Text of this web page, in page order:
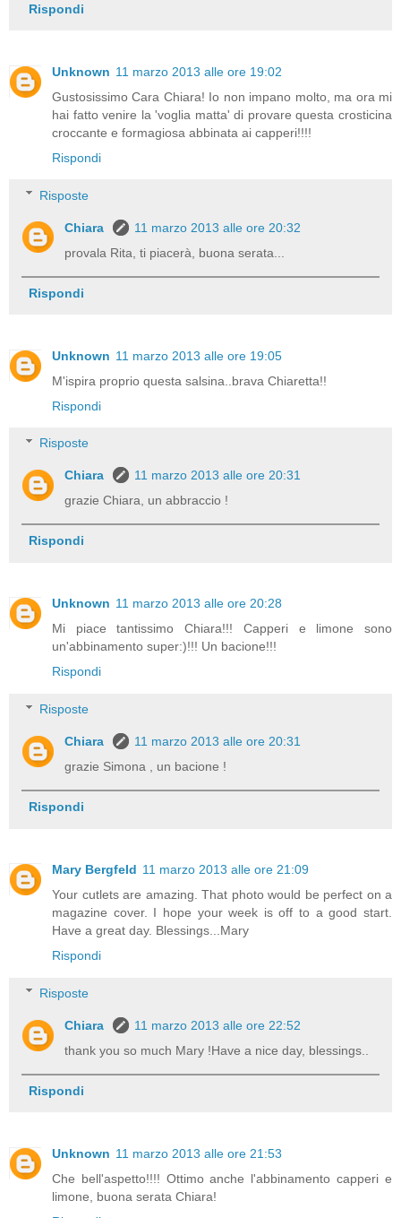
Rispondi
Unknown 11 marzo 2013 alle ore 19:02
Gustosissimo Cara Chiara! Io non impano molto, ma ora mi
hai fatto venire la 'voglia matta' di provare questa crosticina
croccante e formagiosa abbinata ai capperi!!!!
Rispondi
Risposte
Chiara
11 marzo 2013 alle ore 20:32
provala Rita, ti piacerà, buona serata...
Rispondi
Unknown 11 marzo 2013 alle ore 19:05
M'ispira proprio questa salsina..brava Chiaretta!!
Rispondi
Risposte
Chiara
11 marzo 2013 alle ore 20:31
grazie Chiara, un abbraccio !
Rispondi
Unknown 11 marzo 2013 alle ore 20:28
Mi piace tantissimo Chiara!!! Capperi e limone sono
un'abbinamento super:)!!! Un bacione!!!
Rispondi
Risposte
Chiara
11 marzo 2013 alle ore 20:31
grazie Simona , un bacione !
Rispondi
Mary Bergfeld 11 marzo 2013 alle ore 21:09
Your cutlets are amazing. That photo would be perfect on a
magazine cover. I hope your week is off to a good start.
Have a great day. Blessings...Mary
Rispondi
Risposte
Chiara
11 marzo 2013 alle ore 22:52
thank you so much Mary !Have a nice day, blessings..
Rispondi
Unknown 11 marzo 2013 alle ore 21:53
Che bell'aspetto!!!! Ottimo anche l'abbinamento capperi e
limone, buona serata Chiara!